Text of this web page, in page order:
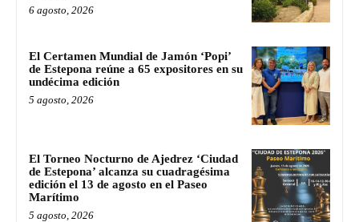
6 agosto, 2026
El Certamen Mundial de Jamón ‘Popi’
de Estepona reúne a 65 expositores en su
undécima edición
5 agosto, 2026
El Torneo Nocturno de Ajedrez ‘Ciudad
de Estepona’ alcanza su cuadragésima
edición el 13 de agosto en el Paseo
Marítimo
5 agosto, 2026